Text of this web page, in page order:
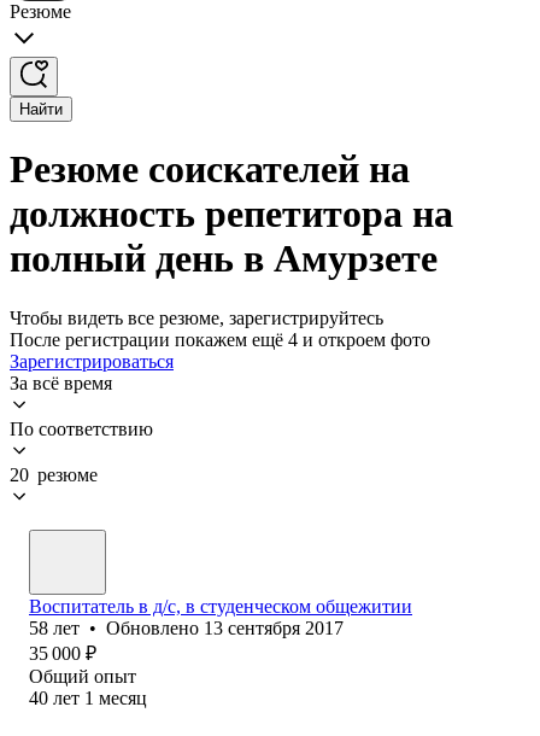
Резюме
Найти
Резюме соискателей на
должность репетитора на
полный день в Амурзете
Чтобы видеть все резюме, зарегистрируйтесь
После регистрации покажем ещё 4 и откроем фото
Зарегистрироваться
За всё время
По соответствию
20 резюме
Воспи⁢татель в д/с, в студенческом общежитии
58 лет • Обновлено 13 сентября 2017
35 000 ₽
Общий опыт
40 лет 1 месяц